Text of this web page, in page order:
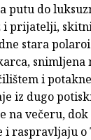
putu do
i prijatelji,
stara
snimljena
i
iz dugo
na večeru,
i raspravljaju o